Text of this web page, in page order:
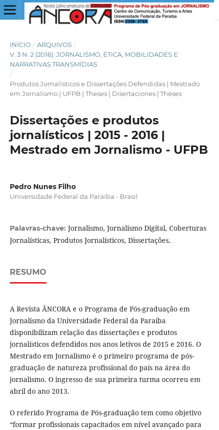
INÍCIO / ARQUIVOS /
V. 3 N. 2 (2016): JORNALISMO, ÉTICA, MOBILIDADES E
NARRATIVAS TRANSMÍDIAS
/
Produtos Jornalísticos e Dissertações Defendidas | Mestrado
em Jornalismo | UFPB | Theses | Disertaciones | Thèses
Dissertações e produtos
jornalísticos | 2015 - 2016 |
Mestrado em Jornalismo - UFPB
Pedro Nunes Filho
Universidade Federal da Paraíba - Brasil
Palavras-chave: Jornalismo, Jornalismo Digital, Coberturas
Jornalísticas, Produtos Jornalísticos, Dissertações.
RESUMO
A Revista ÂNCORA e o Programa de Pós-graduação em
Jornalismo da Universidade Federal da Paraíba
disponibilizam relação das dissertações e produtos
jornalísticos defendidos nos anos letivos de 2015 e 2016. O
Mestrado em Jornalismo é o primeiro programa de pós-
graduação de natureza profissional do país na área do
jornalismo. O ingresso de sua primeira turma ocorreu em
abril do ano 2013.
O referido Programa de Pós-graduação tem como objetivo
“formar profissionais capacitados em nível avançado para